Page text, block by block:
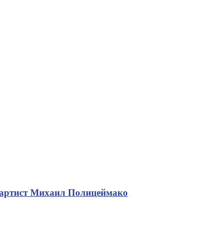
Михаил Полицеймако